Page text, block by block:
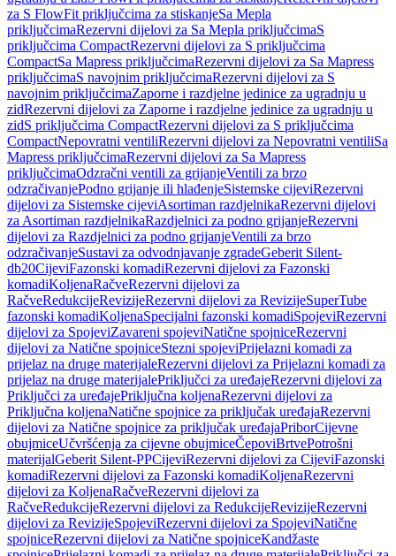
za S FlowFit priključcima za stiskanjeSa Mepla
priključcimaRezervni dijelovi za Sa Mepla priključcimaS
priključcima CompactRezervni dijelovi za S priključcima
CompactSa Mapress priključcimaRezervni dijelovi za Sa Mapress
priključcimaS navojnim priključcimaRezervni dijelovi za S
navojnim priključcimaZaporne i razdjelne jedinice za ugradnju u
zidRezervni dijelovi za Zaporne i razdjelne jedinice za ugradnju u
zidS priključcima CompactRezervni dijelovi za S priključcima
CompactNepovratni ventiliRezervni dijelovi za Nepovratni ventiliSa
Mapress priključcimaRezervni dijelovi za Sa Mapress
priključcimaOdzračni ventili za grijanjeVentili za brzo
odzračivanjePodno grijanje ili hlađenjeSistemske cijeviRezervni
dijelovi za Sistemske cijeviAsortiman razdjelnikaRezervni dijelovi
za Asortiman razdjelnikaRazdjelnici za podno grijanjeRezervni
dijelovi za Razdjelnici za podno grijanjeVentili za brzo
odzračivanjeSustavi za odvodnjavanje zgradeGeberit Silent-
db20CijeviFazonski komadiRezervni dijelovi za Fazonski
komadiKoljenaRačveRezervni dijelovi za
RačveRedukcijeRevizijeRezervni dijelovi za RevizijeSuperTube
fazonski komadiKoljenaSpecijalni fazonski komadiSpojeviRezervni
dijelovi za SpojeviZavareni spojeviNatične spojniceRezervni
dijelovi za Natične spojniceStezni spojeviPrijelazni komadi za
prijelaz na druge materijaleRezervni dijelovi za Prijelazni komadi za
prijelaz na druge materijalePriključci za uređajeRezervni dijelovi za
Priključci za uređajePriključna koljenaRezervni dijelovi za
Priključna koljenaNatične spojnice za priključak uređajaRezervni
dijelovi za Natične spojnice za priključak uređajaPriborCijevne
obujmiceUčvršćenja za cijevne obujmiceČepoviBrtvePotrošni
materijalGeberit Silent-PPCijeviRezervni dijelovi za CijeviFazonski
komadiRezervni dijelovi za Fazonski komadiKoljenaRezervni
dijelovi za KoljenaRačveRezervni dijelovi za
RačveRedukcijeRezervni dijelovi za RedukcijeRevizijeRezervni
dijelovi za RevizijeSpojeviRezervni dijelovi za SpojeviNatične
spojniceRezervni dijelovi za Natične spojniceKandžaste